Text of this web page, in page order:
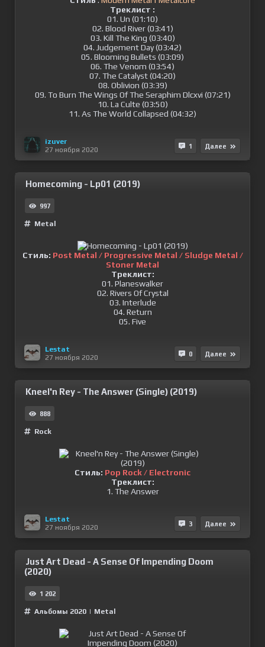
Треклист :
01. Un (01:10)
02. Blood River (03:41)
03. Kill The King (03:40)
04. Judgement Day (03:42)
05. Blooming Bullets (03:09)
06. The Venom (03:54)
07. The Catalyst (04:20)
08. Oblivion (03:39)
09. To Burn The Wings Of The Seraphim Dlcxvi (07:21)
10. La Culte (03:50)
11. As The World Collapsed (04:32)
izuver
27 ноября 2020
1 Далее
Homecoming - Lp01 (2019)
997
Metal
Стиль: Post Metal / Progressive Metal / Sludge Metal /
Stoner Metal
Треклист:
01. Planeswalker
02. Rivers Of Crystal
03. Interlude
04. Return
05. Five
Lestat
27 ноября 2020
0 Далее
Kneel'n Rey - The Answer (Single) (2019)
888
Rock
Стиль: Pop Rock / Electronic
Треклист:
1. The Answer
Lestat
27 ноября 2020
3 Далее
Just Art Dead - A Sense Of Impending Doom
(2020)
1 202
Альбомы 2020 | Metal